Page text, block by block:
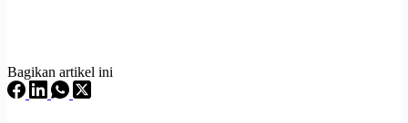
Bagikan artikel ini